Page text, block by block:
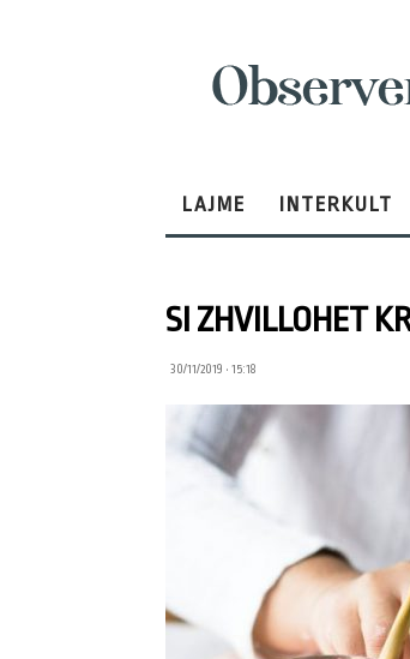
LAJME INTERKULT
SI ZHVILLOHET
30/11/2019 • 15:18